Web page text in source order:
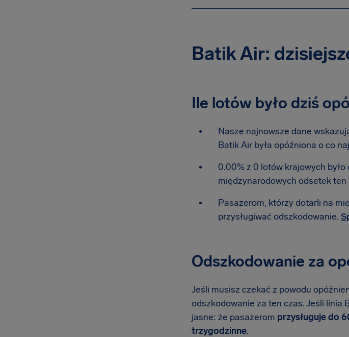
Batik Air:
Ile lotów było dziś
Nasze najnowsze dane
Batik Air była opóźniona o co
0.00% z 0 lotów krajowych
międzynarodowych odsetek ten
Pasażerom, którzy dotarli na
przysługiwać odszkodowanie.
Odszkodowanie za
Jeśli musisz czekać z powodu
odszkodowanie za ten czas. Jeśli linia
jasne: że pasażerom przysługuje do
trzygodzinne.